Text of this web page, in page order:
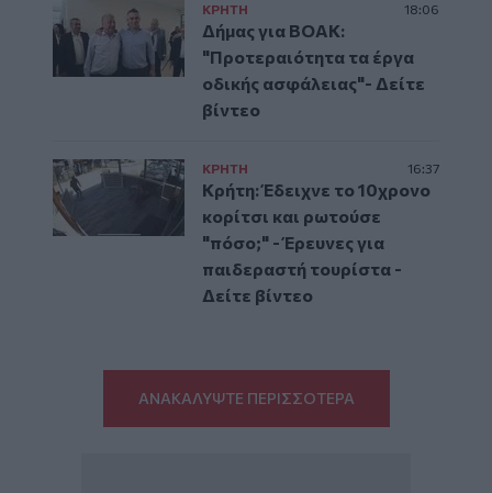
ΚΡΗΤΗ 18:06
Δήμας για ΒΟΑΚ:
"Προτεραιότητα τα έργα
οδικής ασφάλειας"- Δείτε
βίντεο
ΚΡΗΤΗ 16:37
Κρήτη: Έδειχνε το 10χρονο
κορίτσι και ρωτούσε
"πόσο;" - Έρευνες για
παιδεραστή τουρίστα -
Δείτε βίντεο
ΑΝΑΚΑΛΥΨΤΕ ΠΕΡΙΣΣΟΤΕΡΑ